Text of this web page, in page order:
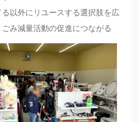
る以外にリユースする選択肢を広
み減量活動の促進につながる